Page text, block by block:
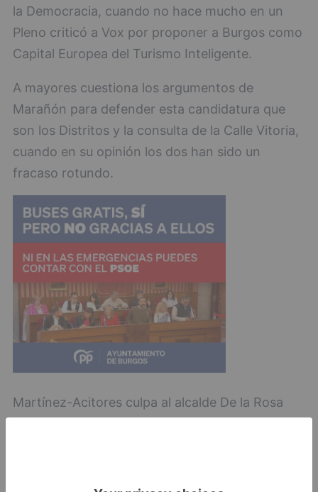
la Democracia, cuando no hace mucho en un
Pleno criticó a Vox por proponer a Burgos como
Capital Europea del Turismo Inteligente.
A mayores cuestiona los argumentos de
Marañón para defender esta candidatura que
son los Distritos y la consulta de la Calle Vitoria,
cuando en su opinión los dos han sido un
fracaso rotundo.
Martínez-Acitores culpa al alcalde De la Rosa
defender algo "en lo que no cree".